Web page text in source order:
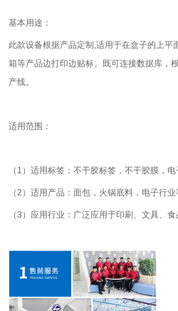
基本用途：
此款设备根据产品定制,适用于在盒子的上
箱等产品边打印边贴标。既可连接数据库，
产线。
适用范围：
（1）适用标签：不干胶标签，不干胶膜，电
（2）适用产品：面包，火锅底料，电子行业
（3）应用行业：广泛应用于印刷、文具、